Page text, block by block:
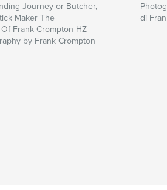
Journey or Butcher,
Maker The
Frank Crompton HZ
by Frank Crompton
di